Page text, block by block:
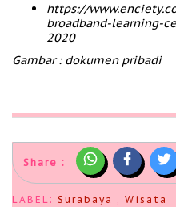
https://
broadband-learning-
2020
Gambar : dokumen pribadi
Share :
LABEL: Surabaya , Wisata